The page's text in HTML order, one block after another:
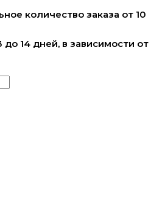
количество заказа от 10
до 14 дней, в зависимости от